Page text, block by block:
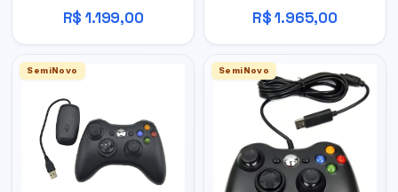
R$ 1.199,00 R$ 1.965,00
SemiNovo SemiNovo